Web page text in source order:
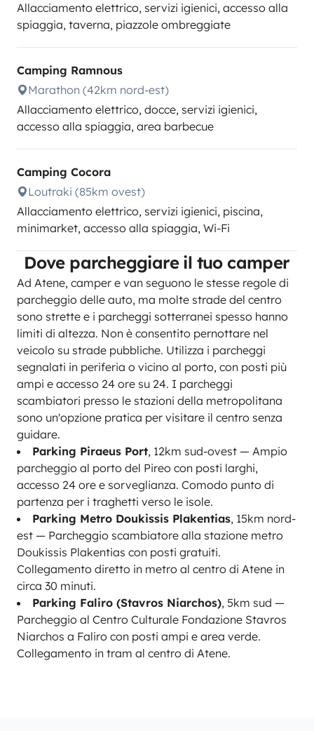
Allacciamento elettrico, servizi igienici, accesso alla
spiaggia, taverna, piazzole ombreggiate
Camping Ramnous
Marathon (42km nord-est)
Allacciamento elettrico, docce, servizi igienici,
accesso alla spiaggia, area barbecue
Camping Cocora
Loutraki (85km ovest)
Allacciamento elettrico, servizi igienici, piscina,
minimarket, accesso alla spiaggia, Wi-Fi
Dove parcheggiare il tuo camper
Ad Atene, camper e van seguono le stesse regole di
parcheggio delle auto, ma molte strade del centro
sono strette e i parcheggi sotterranei spesso hanno
limiti di altezza. Non è consentito pernottare nel
veicolo su strade pubbliche. Utilizza i parcheggi
segnalati in periferia o vicino al porto, con posti più
ampi e accesso 24 ore su 24. I parcheggi
scambiatori presso le stazioni della metropolitana
sono un'opzione pratica per visitare il centro senza
guidare.
Parking Piraeus Port, 12km sud-ovest — Ampio
parcheggio al porto del Pireo con posti larghi,
accesso 24 ore e sorveglianza. Comodo punto di
partenza per i traghetti verso le isole.
Parking Metro Doukissis Plakentias, 15km nord-
est — Parcheggio scambiatore alla stazione metro
Doukissis Plakentias con posti gratuiti.
Collegamento diretto in metro al centro di Atene in
circa 30 minuti.
Parking Faliro (Stavros Niarchos), 5km sud —
Parcheggio al Centro Culturale Fondazione Stavros
Niarchos a Faliro con posti ampi e area verde.
Collegamento in tram al centro di Atene.